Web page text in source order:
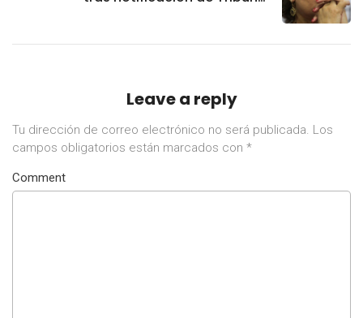
Leave a reply
Tu dirección de correo electrónico no será publicada. Los
campos obligatorios están marcados con *
Comment